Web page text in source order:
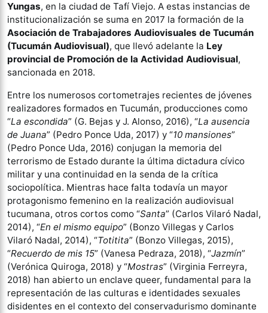
Yungas, en la ciudad de Tafí Viejo. A estas instancias de
institucionalización se suma en 2017 la formación de la
Asociación de Trabajadores Audiovisuales de Tucumán
(Tucumán Audiovisual), que llevó adelante la Ley
provincial de Promoción de la Actividad Audiovisual,
sancionada en 2018.
Entre los numerosos cortometrajes recientes de jóvenes
realizadores formados en Tucumán, producciones como
“La escondida” (G. Bejas y J. Alonso, 2016), “La ausencia
de Juana” (Pedro Ponce Uda, 2017) y “10 mansiones”
(Pedro Ponce Uda, 2016) conjugan la memoria del
terrorismo de Estado durante la última dictadura cívico
militar y una continuidad en la senda de la crítica
sociopolítica. Mientras hace falta todavía un mayor
protagonismo femenino en la realización audiovisual
tucumana, otros cortos como “Santa” (Carlos Vilaró Nadal,
2014), “En el mismo equipo” (Bonzo Villegas y Carlos
Vilaró Nadal, 2014), “Totitita” (Bonzo Villegas, 2015),
“Recuerdo de mis 15” (Vanesa Pedraza, 2018), “Jazmín”
(Verónica Quiroga, 2018) y “Mostras” (Virginia Ferreyra,
2018) han abierto un enclave queer, fundamental para la
representación de las culturas e identidades sexuales
disidentes en el contexto del conservadurismo dominante